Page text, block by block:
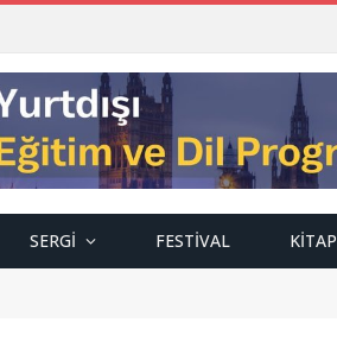
SERGI FESTIVAL KITAP